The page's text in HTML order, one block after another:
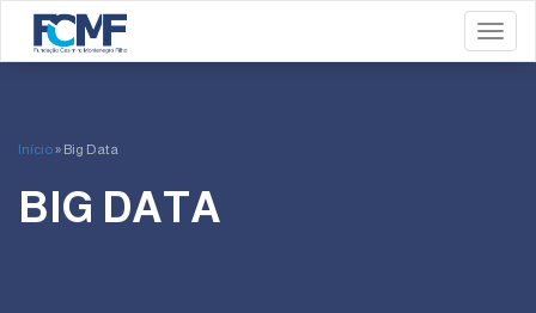
Início» Big Data
BIG DATA